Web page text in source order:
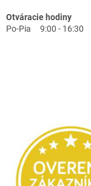
Otváracie hodiny
Po-Pia 9:00 - 16:30